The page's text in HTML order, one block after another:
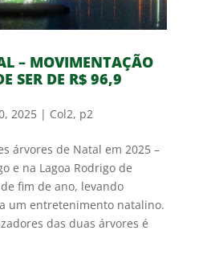
– MOVIMENTAÇÃO
SER DE R$ 96,9
2025| Col2, p2
árvores de Natal em 2025 –
e na Lagoa Rodrigo de
fim de ano, levando
um entretenimento natalino.
das duas árvores é